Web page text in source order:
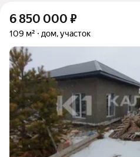
6 850 000 ₽
109 м² дом, участок